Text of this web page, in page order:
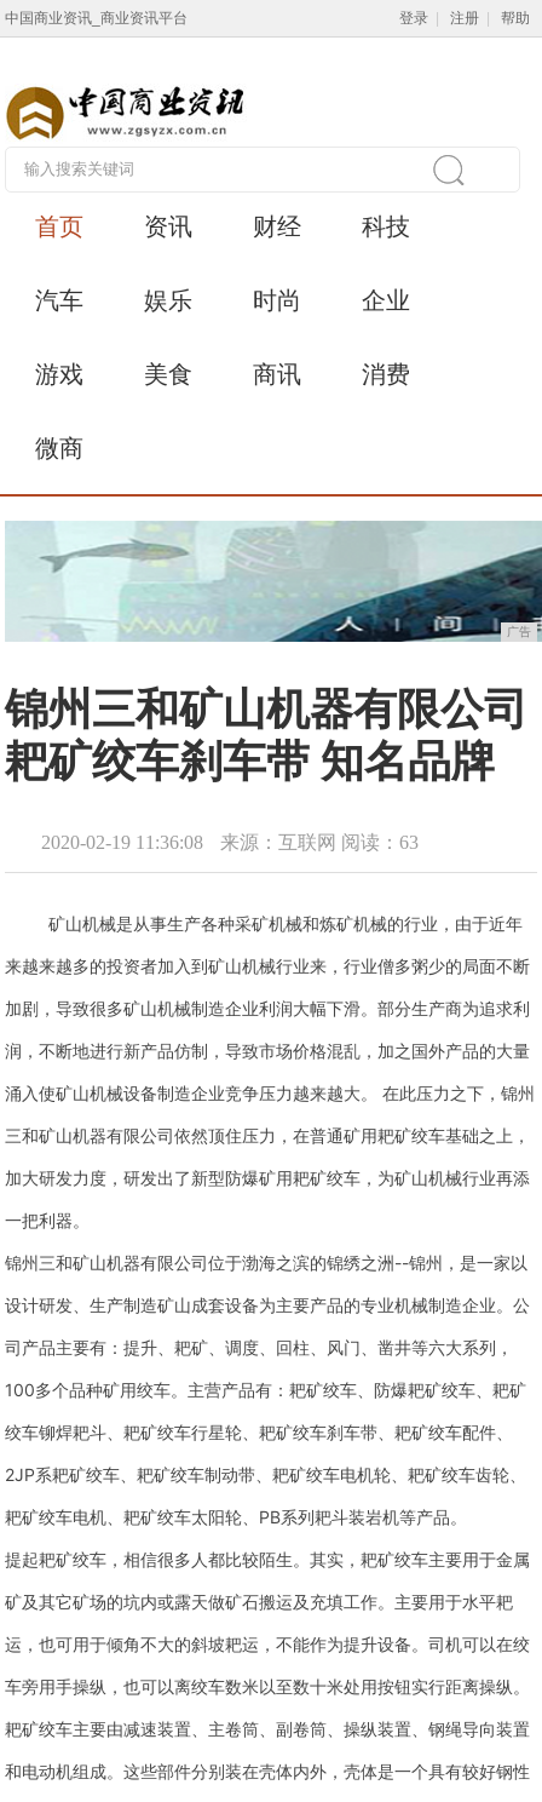
中国商业资讯_商业资讯平台 登录 注册 帮助
首页 资讯 财经 科技
汽车 娱乐 时尚 企业
游戏 美食 商讯 消费
微商
广告
锦州三和矿山机器有限公司
耙矿绞车刹车带 知名品牌
2020-02-19 11:36:08 来源：互联网 阅读：63
矿山机械是从事生产各种采矿机械和炼矿机械的行业，由于近年
来越来越多的投资者加入到矿山机械行业来，行业僧多粥少的局面不断
加剧，导致很多矿山机械制造企业利润大幅下滑。部分生产商为追求利
润，不断地进行新产品仿制，导致市场价格混乱，加之国外产品的大量
涌入使矿山机械设备制造企业竞争压力越来越大。 在此压力之下，锦州
三和矿山机器有限公司依然顶住压力，在普通矿用耙矿绞车基础之上，
加大研发力度，研发出了新型防爆矿用耙矿绞车，为矿山机械行业再添
一把利器。
锦州三和矿山机器有限公司位于渤海之滨的锦绣之洲--锦州，是一家以
设计研发、生产制造矿山成套设备为主要产品的专业机械制造企业。公
司产品主要有：提升、耙矿、调度、回柱、风门、凿井等六大系列，
100多个品种矿用绞车。主营产品有：耙矿绞车、防爆耙矿绞车、耙矿
绞车铆焊耙斗、耙矿绞车行星轮、耙矿绞车刹车带、耙矿绞车配件、
2JP系耙矿绞车、耙矿绞车制动带、耙矿绞车电机轮、耙矿绞车齿轮、
耙矿绞车电机、耙矿绞车太阳轮、PB系列耙斗装岩机等产品。
提起耙矿绞车，相信很多人都比较陌生。其实，耙矿绞车主要用于金属
矿及其它矿场的坑内或露天做矿石搬运及充填工作。主要用于水平耙
运，也可用于倾角不大的斜坡耙运，不能作为提升设备。司机可以在绞
车旁用手操纵，也可以离绞车数米以至数十米处用按钮实行距离操纵。
耙矿绞车主要由减速装置、主卷筒、副卷筒、操纵装置、钢绳导向装置
和电动机组成。这些部件分别装在壳体内外，壳体是一个具有较好钢性